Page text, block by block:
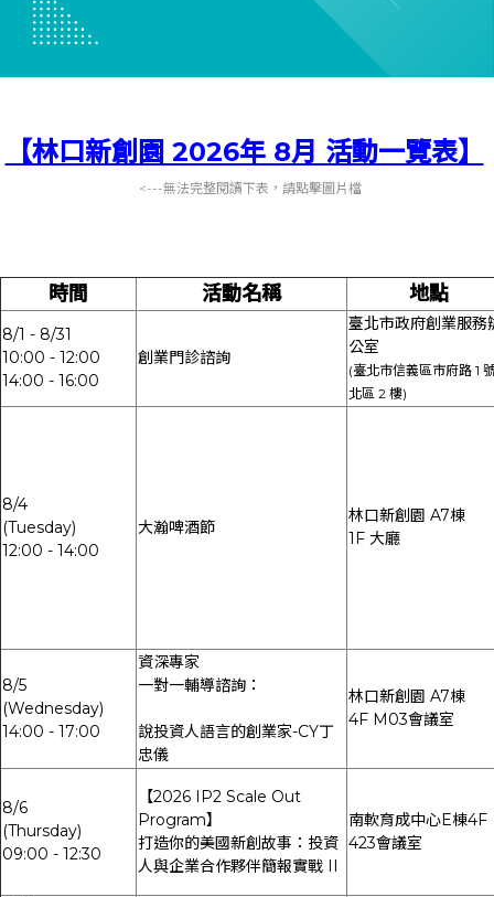
【林口新創園 2026年 8月 活動一覽表】
<---無法完整閱讀下表，請點擊圖片檔
時間 活動名稱 地點
8/1 - 8/31
10:00 - 12:00
14:00 - 16:00
創業門診諮詢
臺北市政府創業服務
公室
(臺北市信義區市府路 1
北區 2 樓)
8/4
(Tuesday)
12:00 - 14:00
大瀚啤酒節
林口新創園 A7棟
1F 大廳
8/5
(Wednesday)
14:00 - 17:00
資深專家
一對一輔導諮詢：
說投資人語言的創業家-CY丁
忠儀
林口新創園 A7棟
4F M03會議室
8/6
(Thursday)
09:00 - 12:30
【2026 IP2 Scale Out
Program】
打造你的美國新創故事：投資
人與企業合作夥伴簡報實戰 II
南軟育成中心E棟4F
423會議室